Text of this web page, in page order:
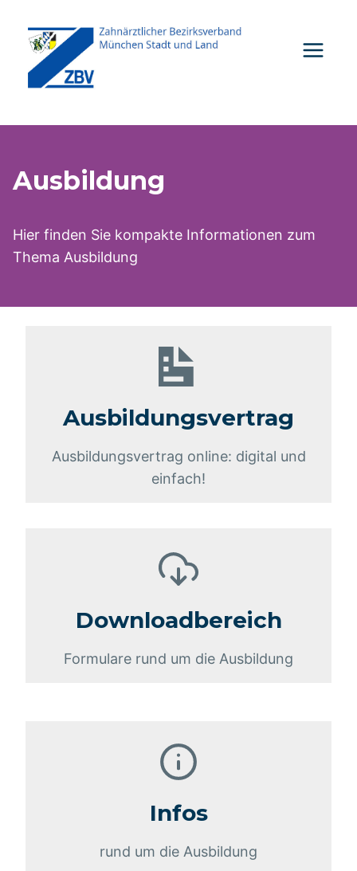
Inhalt
springen
Ausbildung
Hier finden Sie kompakte Informationen zum
Thema Ausbildung
Ausbildungsvertrag
Ausbildungsvertrag online: digital und
einfach!
Downloadbereich
Formulare rund um die Ausbildung
Infos
rund um die Ausbildung